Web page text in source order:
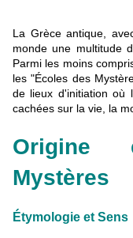
La Grèce antique,
monde une multitude
Parmi les moins
les "Écoles des
de lieux d'initiation où
cachées sur la vie, la
Origine
Mystères
Étymologie et Sens